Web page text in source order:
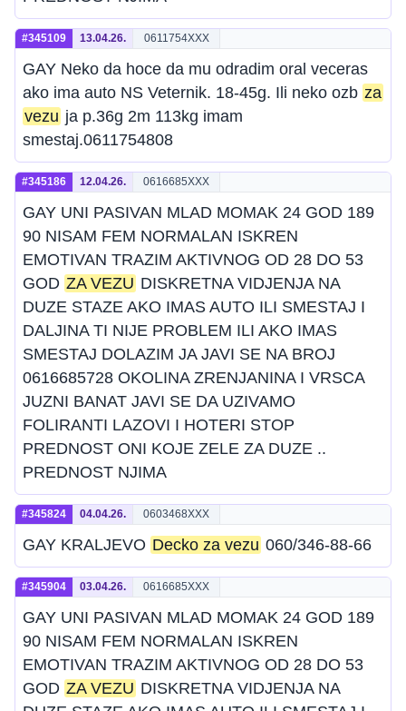
#345109 13.04.26. 0611754XXX
GAY Neko da hoce da mu odradim oral veceras
ako ima auto NS Veternik. 18-45g. Ili neko ozb za
vezu ja p.36g 2m 113kg imam
smestaj.0611754808
#345186 12.04.26. 0616685XXX
GAY UNI PASIVAN MLAD MOMAK 24 GOD 189
90 NISAM FEM NORMALAN ISKREN
EMOTIVAN TRAZIM AKTIVNOG OD 28 DO 53
GOD ZA VEZU DISKRETNA VIDJENJA NA
DUZE STAZE AKO IMAS AUTO ILI SMESTAJ I
DALJINA TI NIJE PROBLEM ILI AKO IMAS
SMESTAJ DOLAZIM JA JAVI SE NA BROJ
0616685728 OKOLINA ZRENJANINA I VRSCA
JUZNI BANAT JAVI SE DA UZIVAMO
FOLIRANTI LAZOVI I HOTERI STOP
PREDNOST ONI KOJE ZELE ZA DUZE ..
PREDNOST NJIMA
#345824 04.04.26. 0603468XXX
GAY KRALJEVO Decko za vezu 060/346-88-66
#345904 03.04.26. 0616685XXX
GAY UNI PASIVAN MLAD MOMAK 24 GOD 189
90 NISAM FEM NORMALAN ISKREN
EMOTIVAN TRAZIM AKTIVNOG OD 28 DO 53
GOD ZA VEZU DISKRETNA VIDJENJA NA